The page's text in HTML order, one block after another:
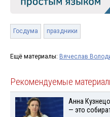
Госдума праздники
Ещё материалы: Вячеслав
Рекомендуемые
Анна
— это